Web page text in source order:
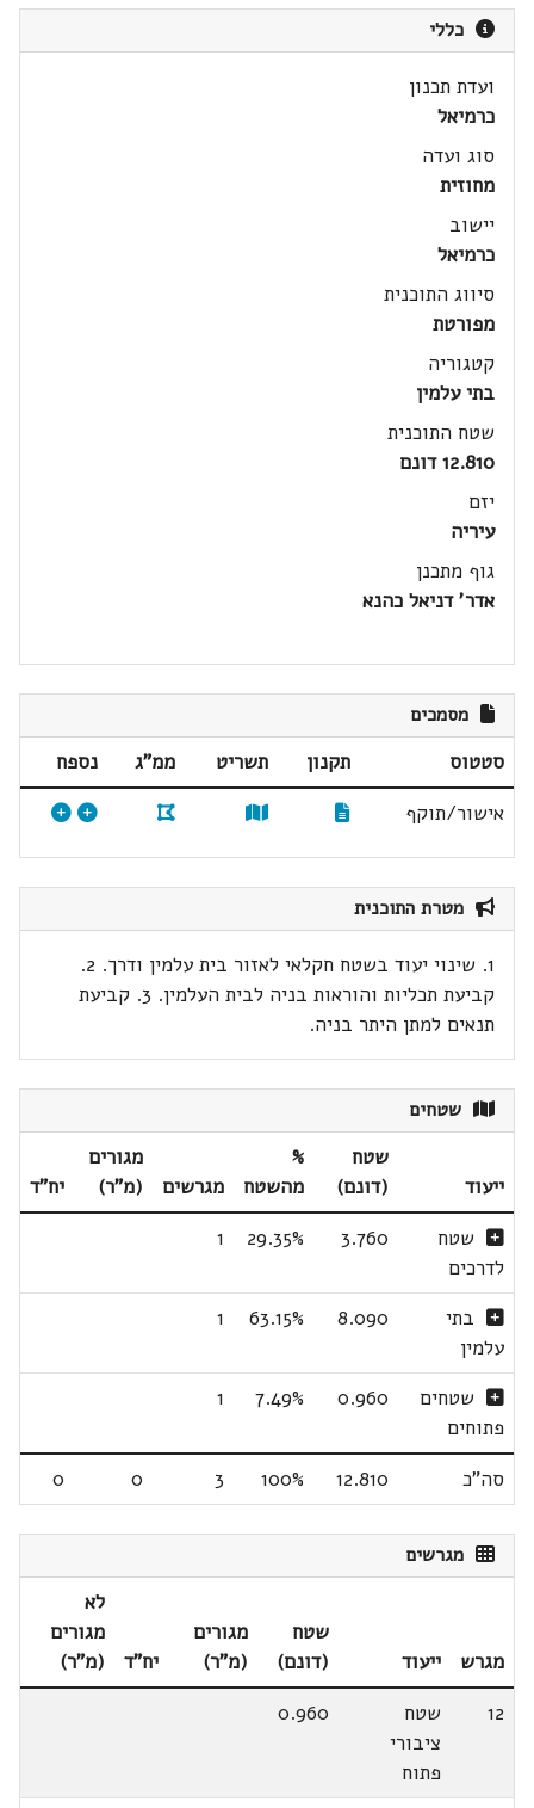
כללי
ועדת תכנון
כרמיאל
סוג ועדה
מחוזית
יישוב
כרמיאל
סיווג התוכנית
מפורטת
קטגוריה
בתי עלמין
שטח התוכנית
12.810 דונם
יזם
עיריה
גוף מתכנן
אדר' דניאל כהנא
מסמכים
סטטוס תקנון תשריט ממ"ג
נספח
אישור/תוקף
מטרת התוכנית
1. שינוי יעוד בשטח חקלאי לאזור בית עלמין ודרך. 2.
קביעת תכליות והוראות בניה לבית העלמין. 3. קביעת
תנאים למתן היתר בניה.
שטחים
ייעוד
שטח
(דונם)
%
מהשטח
מגרשים
מגורים
(מ"ר)
יח"ד
שטח
לדרכים
3.760
29.35%
1
בתי
עלמין
8.090
63.15%
1
שטחים
פתוחים
0.960
7.49%
1
סה"כ 12.810
100%
3
0
0
מגרשים
מגרש ייעוד
שטח
(דונם)
מגורים
(מ"ר)
יח"ד
לא
מגורים
(מ"ר)
12
שטח
ציבורי
פתוח
0.960